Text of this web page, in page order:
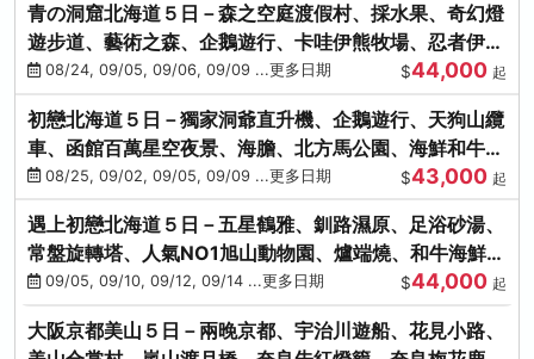
青の洞窟北海道５日－森之空庭渡假村、採水果、奇幻燈
遊步道、藝術之森、企鵝遊行、卡哇伊熊牧場、忍者伊達
時代村、螃蟹吃到飽
08/24, 09/05, 09/06, 09/09 ...更多日期 $44,000 起
初戀北海道５日－獨家洞爺直升機、企鵝遊行、天狗山纜
車、函館百萬星空夜景、海膽、北方馬公園、海鮮和牛螃
蟹吃到飽
08/25, 09/02, 09/05, 09/09 ...更多日期 $43,000 起
遇上初戀北海道５日－五星鶴雅、釧路濕原、足浴砂湯、
常盤旋轉塔、人氣NO1旭山動物園、爐端燒、和牛海鮮螃
蟹吃到飽
09/05, 09/10, 09/12, 09/14 ...更多日期 $44,000 起
大阪京都美山５日－兩晚京都、宇治川遊船、花見小路、